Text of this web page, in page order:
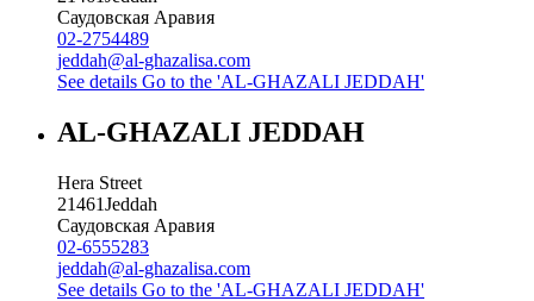
Саудовская Аравия
02-2754489
jeddah@al-ghazalisa.com
See details Go to the 'AL-GHAZALI JEDDAH'
AL-GHAZALI JEDDAH
Hera Street
21461Jeddah
Саудовская Аравия
02-6555283
jeddah@al-ghazalisa.com
See details Go to the 'AL-GHAZALI JEDDAH'